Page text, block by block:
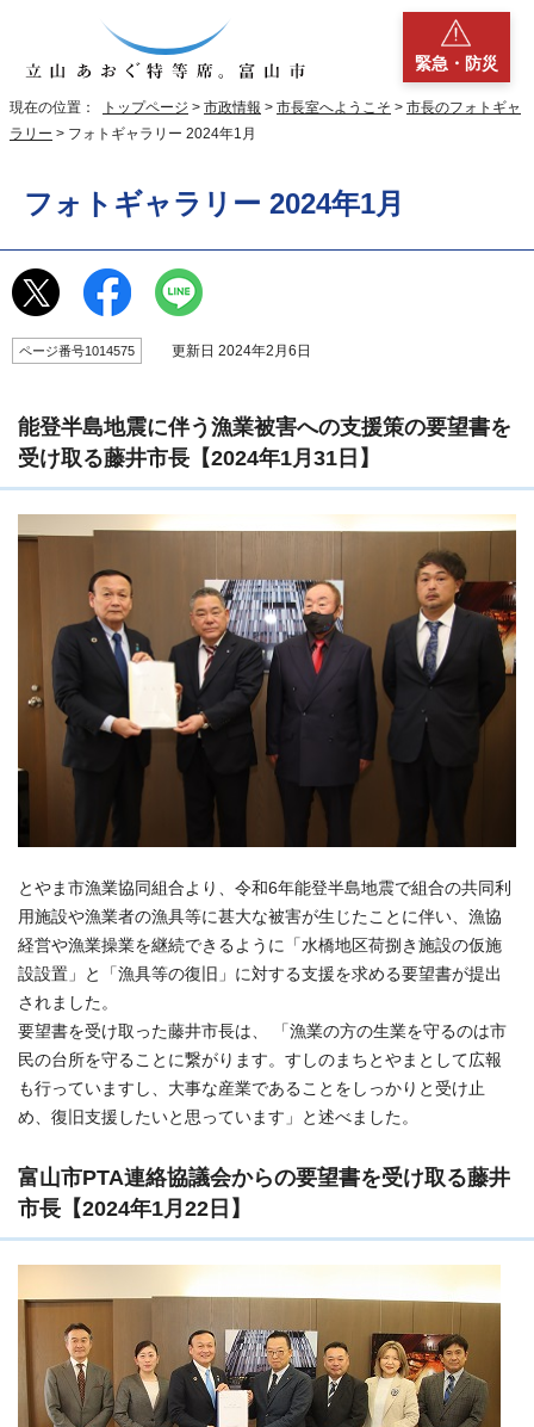
緊急・防災
現在の位置： トップページ > 市政情報 > 市長室へようこそ > 市長のフォトギャ
ラリー > フォトギャラリー 2024年1月
フォトギャラリー 2024年1月
ページ番号1014575 更新日 2024年2月6日
能登半島地震に伴う漁業被害への支援策の要望書を
受け取る藤井市長【2024年1月31日】
とやま市漁業協同組合より、令和6年能登半島地震で組合の共同利
用施設や漁業者の漁具等に甚大な被害が生じたことに伴い、漁協
経営や漁業操業を継続できるように「水橋地区荷捌き施設の仮施
設設置」と「漁具等の復旧」に対する支援を求める要望書が提出
されました。
要望書を受け取った藤井市長は、 「漁業の方の生業を守るのは市
民の台所を守ることに繋がります。すしのまちとやまとして広報
も行っていますし、大事な産業であることをしっかりと受け止
め、復旧支援したいと思っています」と述べました。
富山市PTA連絡協議会からの要望書を受け取る藤井
市長【2024年1月22日】